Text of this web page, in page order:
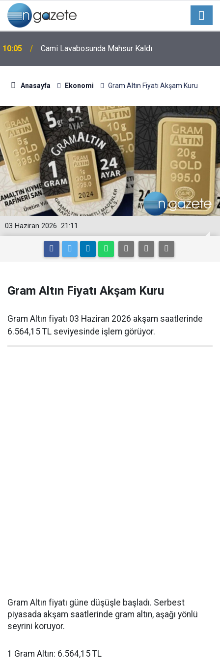
10:05 Cami Lavabosunda Mahsur Kaldı
Anasayfa Ekonomi Gram Altın Fiyatı Akşam Kuru
21:11
03 Haziran 2026
Gram Altın Fiyatı Akşam Kuru
Gram Altın fiyatı 03 Haziran 2026 akşam saatlerinde
6.564,15 TL seviyesinde işlem görüyor.
Gram Altın fiyatı güne düşüşle başladı. Serbest
piyasada akşam saatlerinde gram altın, aşağı yönlü
seyrini koruyor.
1 Gram Altın: 6.564,15 TL